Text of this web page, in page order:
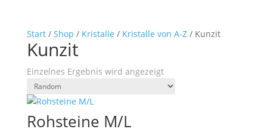
Start/ Shop / Kristalle / Kristalle von A-Z/ Kunzit
Kunzit
Einzelnes Ergebnis wird angezeigt
Rohsteine M/L